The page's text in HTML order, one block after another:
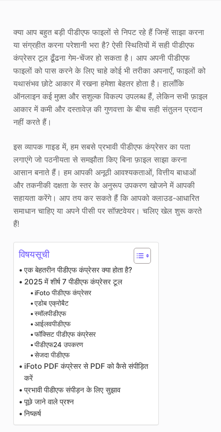
छवि पुनः कॉपीराइट
क्या आप बहुत बड़ी पीडीएफ फाइलों से निपट रहे हैं जिन्हें साझा करना
या संग्रहीत करना परेशानी भरा है? ऐसी स्थितियों में सही पीडीएफ
कंप्रेसर टूल ढूँढना गेम-चेंजर हो सकता है। आप अपनी पीडीएफ
फाइलों को पास करने के लिए चाहे कोई भी तरीका अपनाएँ, फाइलों को
यथासंभव छोटे आकार में रखना हमेशा बेहतर होता है। हालाँकि
ऑनलाइन कई मुफ़्त और सशुल्क विकल्प उपलब्ध हैं, लेकिन सभी फ़ाइल
आकार में कमी और दस्तावेज़ की गुणवत्ता के बीच सही संतुलन प्रदान
नहीं करते हैं।
इस व्यापक गाइड में, हम सबसे प्रभावी पीडीएफ कंप्रेसर का पता
लगाएंगे जो पठनीयता से समझौता किए बिना फ़ाइल साझा करना
आसान बनाते हैं। हम आपकी अनूठी आवश्यकताओं, वित्तीय बाधाओं
और तकनीकी दक्षता के स्तर के अनुरूप उपकरण खोजने में आपकी
सहायता करेंगे। आप तय कर सकते हैं कि आपको क्लाउड-आधारित
समाधान चाहिए या अपने पीसी पर सॉफ़्टवेयर। चलिए खेल शुरू करते
हैं!
विषयसूची
एक बेहतरीन पीडीएफ कंप्रेसर क्या होता है?
2025 में शीर्ष 7 पीडीएफ कंप्रेसर टूल
iFoto पीडीएफ कंप्रेसर
एडोब एक्रोबैट
स्मॉलपीडीएफ
आईलवपीडीएफ
फॉक्सिट पीडीएफ कंप्रेसर
पीडीएफ24 उपकरण
सेजदा पीडीएफ
iFoto PDF कंप्रेसर से PDF को कैसे संपीड़ित
करें
प्रभावी पीडीएफ संपीड़न के लिए सुझाव
पूछे जाने वाले प्रश्न
निष्कर्ष